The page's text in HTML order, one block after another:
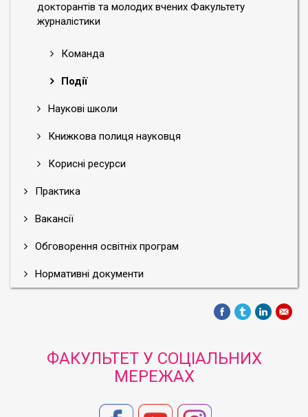
докторантів та молодих вчених Факультету
журналістики
Команда
Події
Наукові школи
Книжкова полиця науковця
Корисні ресурси
Практика
Вакансії
Обговорення освітніх програм
Нормативні документи
ФАКУЛЬТЕТ У СОЦІАЛЬНИХ
МЕРЕЖАХ